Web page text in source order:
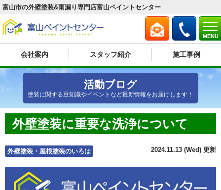
MENU
富山市の外壁塗装&雨漏り専門店富山ペイントセンター
会社案内 スタッフ紹介 施工事例
活動ブログ
塗装に関する豆知識やイベントなど最新情報をお届けします！
外壁塗装に重要な洗浄について
外壁塗装・屋根塗装のいろは 2024.11.13 (Wed) 更新